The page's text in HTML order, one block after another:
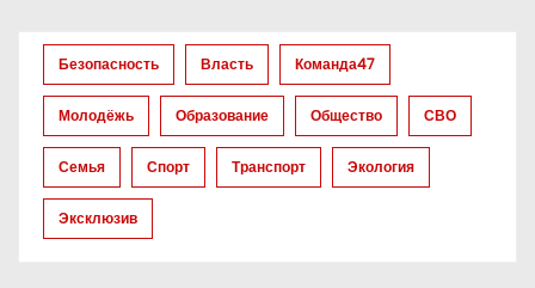
а
п
Безопасность Власть Команда47
Молодёжь Образование Общество СВО
Семья Спорт Транспорт Экология
Эксклюзив